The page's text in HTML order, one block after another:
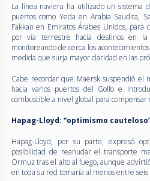
La línea naviera ha utilizado un sistema
puertos como Yeda en Arabia Saudita,
Fakkan en Emiratos Árabes Unidos, para
por vía terrestre hacia destinos en la
monitoreando de cerca los
medida que surja mayor claridad en las
Cabe recordar que Maersk suspendió el
hacia varios puertos del Golfo e
combustible a nivel global para compensar
Hapag-Lloyd: “optimismo
Hapag-Lloyd, por su parte, expresó
posibilidad de reanudar el transporte
Ormuz tras el alto al fuego, aunque
en toda su red tomaría al menos entre seis